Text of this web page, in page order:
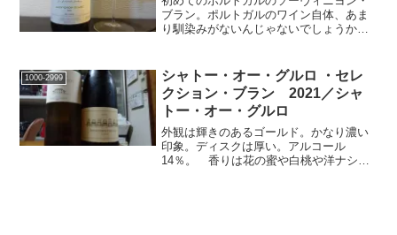
ブラン。ポルトガルのワイン自体、あま
り馴染みがないんじゃないでしょうか。
まだ飲む機会があるように思います。
2018／2019年のデー...
1000-2999
シャトー・オー・グルロ ・セレ
クション・ブラン 2021／シャ
トー・オー・グルロ
外観は輝きのあるゴールド。かなり濃い
印象。ディスクは厚い。アルコール
14％。 香りは花の蜜や白桃や洋ナシな